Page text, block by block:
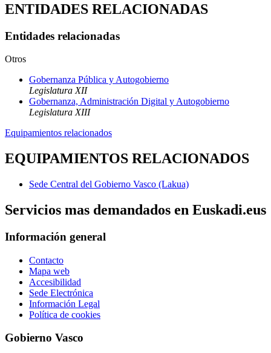
ENTIDADES RELACIONADAS
Entidades relacionadas
Otros
Gobernanza Pública y Autogobierno
Legislatura XII
Gobernanza, Administración Digital y Autogobierno
Legislatura XIII
Equipamientos relacionados
EQUIPAMIENTOS RELACIONADOS
Sede Central del Gobierno Vasco (Lakua)
Servicios mas demandados en Euskadi.eus
Información general
Contacto
Mapa web
Accesibilidad
Sede Electrónica
Información Legal
Política de cookies
Gobierno Vasco